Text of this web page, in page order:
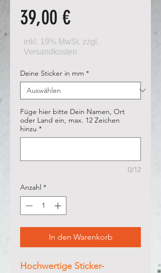
39,00 €Preis
Deine Sticker in mm *
Füge hier bitte Dein Namen, Ort
oder Land ein, max. 12 Zeichen
hinzu *
0/12
Anzahl *
In den Warenkorb
Hochwertige Sticker-